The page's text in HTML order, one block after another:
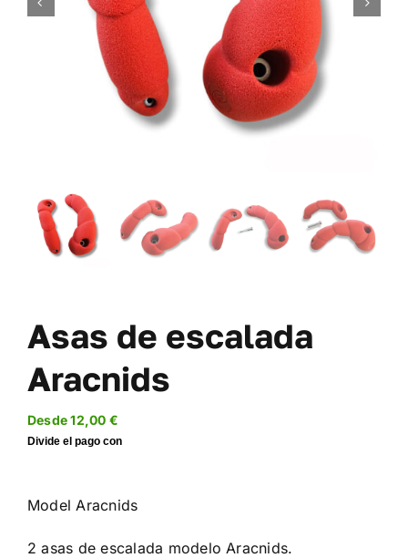
OFERTAS-PACKS
SOBRE NOSOTROS
CARRITO
Asas de escalada
Aracnids
Desde 12,00 €
Model Aracnids
2 asas de escalada modelo Aracnids.